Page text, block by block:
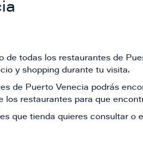
de todas los restaurantes de
y shopping durante tu visita.
de Puerto Venecia podrás
los restaurantes para que
que tienda quieres consultar o